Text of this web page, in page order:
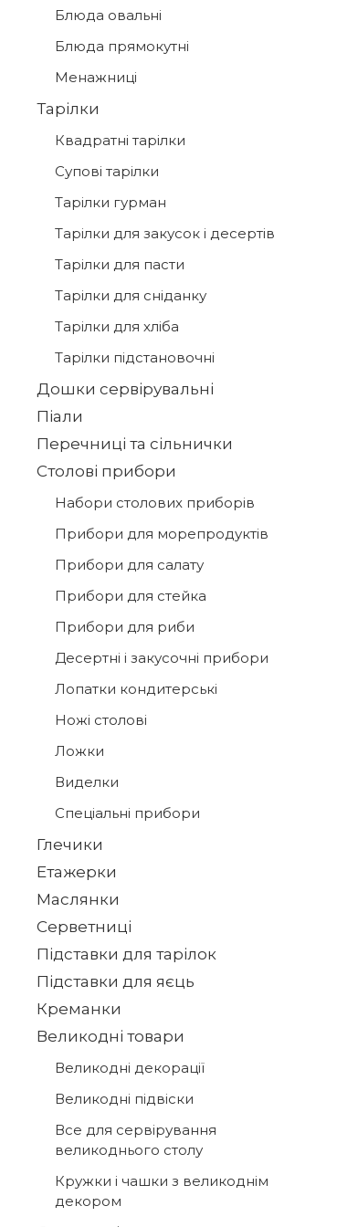
Блюда овальні
Блюда прямокутні
Менажниці
Тарілки
Квадратні тарілки
Супові тарілки
Тарілки гурман
Тарілки для закусок і десертів
Тарілки для пасти
Тарілки для сніданку
Тарілки для хліба
Тарілки підстановочні
Дошки сервірувальні
Піали
Перечниці та сільнички
Столові прибори
Набори столових приборів
Прибори для морепродуктів
Прибори для салату
Прибори для стейка
Прибори для риби
Десертні і закусочні прибори
Лопатки кондитерські
Ножі столові
Ложки
Виделки
Спеціальні прибори
Глечики
Етажерки
Маслянки
Серветниці
Підставки для тарілок
Підставки для яєць
Креманки
Великодні товари
Великодні декорації
Великодні підвіски
Все для сервірування
великоднього столу
Кружки і чашки з великоднім
декором